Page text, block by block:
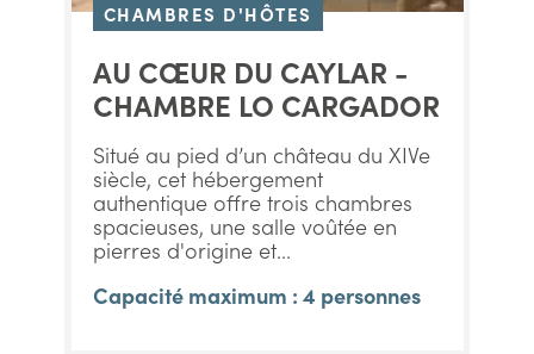
CHAMBRES D'HÔTES
AU CŒUR DU CAYLAR -
CHAMBRE LO CARGADOR
Situé au pied d’un château du XIVe
siècle, cet hébergement
authentique offre trois chambres
spacieuses, une salle voûtée en
pierres d'origine et...
Capacité maximum : 4 personnes